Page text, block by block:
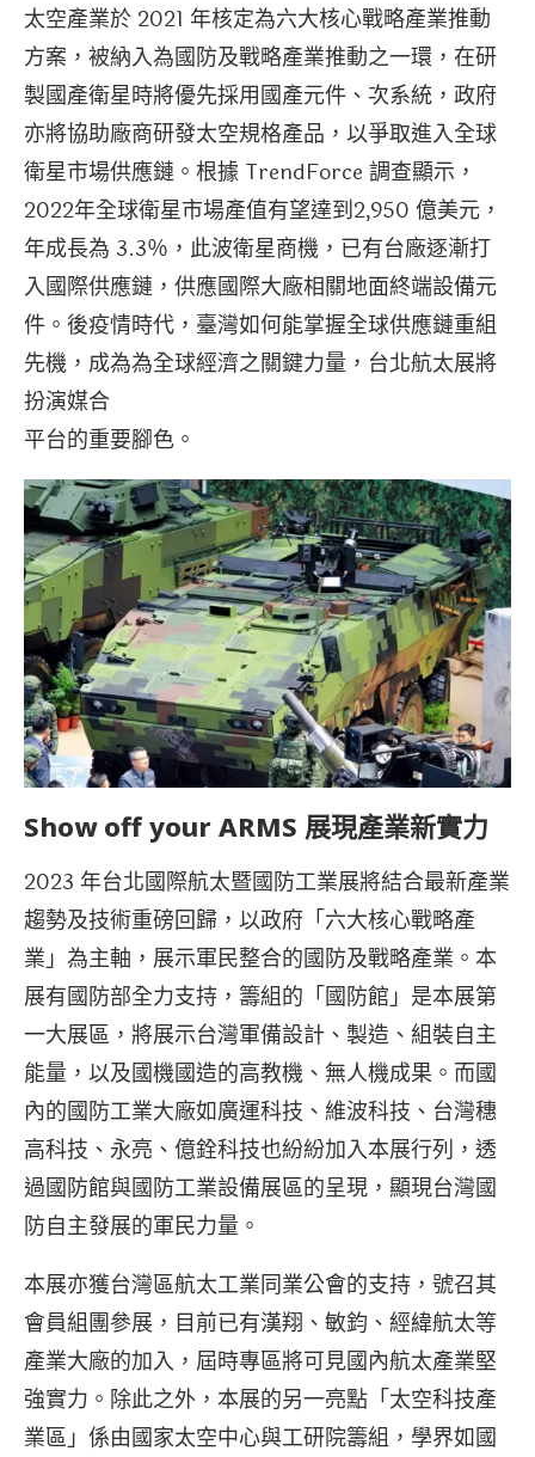
太空產業於 2021 年核定為六大核心戰略產業推動
方案，被納入為國防及戰略產業推動之一環，在研
製國產衛星時將優先採用國產元件、次系統，政府
亦將協助廠商研發太空規格產品，以爭取進入全球
衛星市場供應鏈。根據 TrendForce 調查顯示，
2022年全球衛星市場產值有望達到2,950 億美元，
年成長為 3.3％，此波衛星商機，已有台廠逐漸打
入國際供應鏈，供應國際大廠相關地面終端設備元
件。後疫情時代，臺灣如何能掌握全球供應鏈重組
先機，成為為全球經濟之關鍵力量，台北航太展將
扮演媒合
平台的重要腳色。
Show off your ARMS 展現產業新實力
2023 年台北國際航太暨國防工業展將結合最新產業
趨勢及技術重磅回歸，以政府「六大核心戰略產
業」為主軸，展示軍民整合的國防及戰略產業。本
展有國防部全力支持，籌組的「國防館」是本展第
一大展區，將展示台灣軍備設計、製造、組裝自主
能量，以及國機國造的高教機、無人機成果。而國
內的國防工業大廠如廣運科技、維波科技、台灣穗
高科技、永亮、億銓科技也紛紛加入本展行列，透
過國防館與國防工業設備展區的呈現，顯現台灣國
防自主發展的軍民力量。
本展亦獲台灣區航太工業同業公會的支持，號召其
會員組團參展，目前已有漢翔、敏鈞、經緯航太等
產業大廠的加入，屆時專區將可見國內航太產業堅
強實力。除此之外，本展的另一亮點「太空科技產
業區」係由國家太空中心與工研院籌組，學界如國